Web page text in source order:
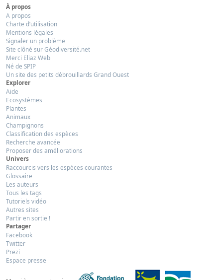
À propos
A propos
Charte d’utilisation
Mentions légales
Signaler un problème
Site clôné sur Géodiversité.net
Merci Eliaz Web
Né de SPIP
Un site des petits débrouillards Grand Ouest
Explorer
Aide
Ecosystèmes
Plantes
Animaux
Champignons
Classification des espèces
Recherche avancée
Proposer des améliorations
Univers
Raccourcis vers les espèces courantes
Glossaire
Les auteurs
Tous les tags
Tutoriels vidéo
Autres sites
Partir en sortie !
Partager
Facebook
Twitter
Prezi
Espace presse